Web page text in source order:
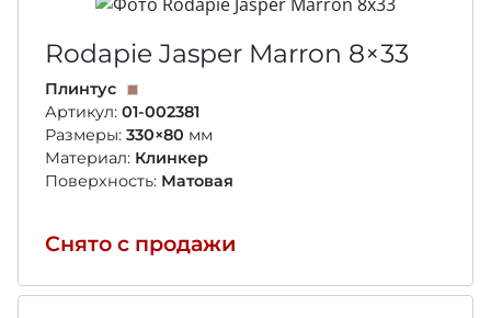
Rodapie Jasper Marron 8×33
Плинтус
Артикул: 01-002381
Размеры: 330×80 мм
Материал: Клинкер
Поверхность: Матовая
Снято с продажи